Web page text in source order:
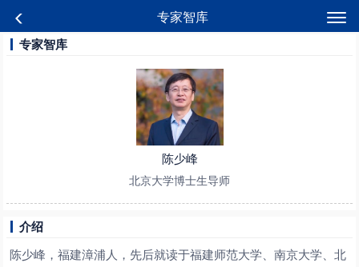
专家智库
专家智库
陈少峰
北京大学博士生导师
介绍
陈少峰，福建漳浦人，先后就读于福建师范大学、南京大学、北